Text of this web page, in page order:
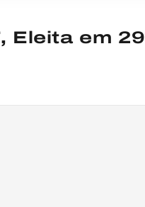
Eleita em 29